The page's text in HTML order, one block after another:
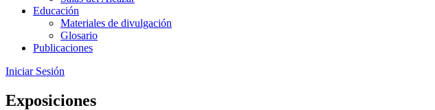
Educación
Materiales de divulgación
Glosario
Publicaciones
Iniciar Sesión
Exposiciones